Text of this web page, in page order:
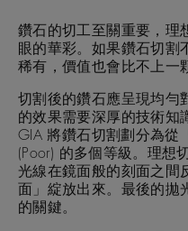
鑽石的切工至關重要，理
眼的華彩。如果鑽石切割
稀有，價值也會比不上一
切割後的鑽石應呈現均勻
的效果需要深厚的技術知
GIA 將鑽石切割劃分為從
(Poor) 的多個等級。理想
光線在鏡面般的刻面之間
面」綻放出來。最後的拋
的關鍵。